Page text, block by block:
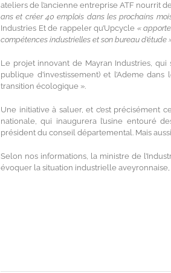
ateliers de l’ancienne entreprise ATF nourrit
ans et créer 40 emplois dans les prochains
Industries Et de rappeler qu’Upcycle «
compétences industrielles et son bureau d’étude
Le projet innovant de Mayran Industries, qui
publique d’investissement) et l’Ademe
transition écologique ».
Une initiative à saluer, et c’est précisément
nationale, qui inaugurera l’usine entouré
président du conseil départemental. Mais
Selon nos informations, la ministre de
évoquer la situation industrielle aveyronnaise,